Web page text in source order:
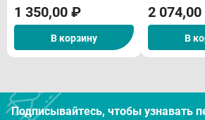
1 350,00 ₽
В корзину
2
В
Подписывайтесь, чтобы узнавать